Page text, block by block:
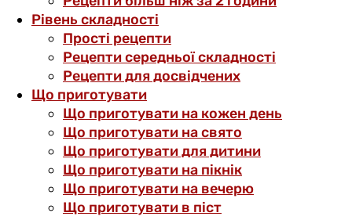
Рівень складності
Прості рецепти
Рецепти середньої складності
Рецепти для досвідчених
Що приготувати
Що приготувати на кожен день
Що приготувати на свято
Що приготувати для дитини
Що приготувати на пікнік
Що приготувати на вечерю
Що приготувати в піст